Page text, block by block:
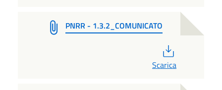
PNRR - 1.3.2_COMUNICATO
Scarica